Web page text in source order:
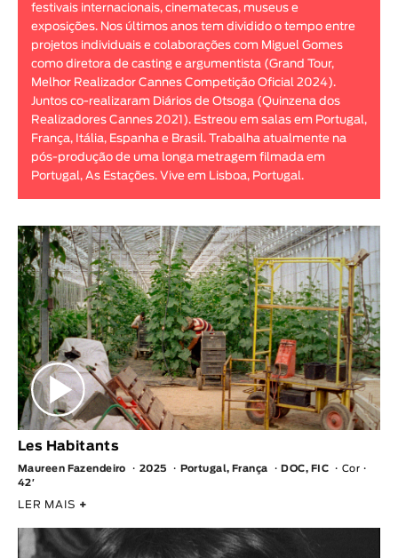
Animar
DURAÇÃO
< / >
GÉNERO
Experimental
Documentário
festivais internacionais, cinematecas, museus e
exposições. Nos últimos anos tem dividido o tempo entre
projetos individuais e colaborações com Miguel Gomes
como diretora de casting e argumentista (Grand Tour,
Melhor Realizador Cannes Competição Oficial 2024).
Juntos co-realizaram Diários de Otsoga (Quinzena dos
Realizadores Cannes 2021). Estreou em salas em Portugal,
França, Itália, Espanha e Brasil. Trabalha atualmente na
pós-produção de uma longa metragem filmada em
Portugal, As Estações. Vive em Lisboa, Portugal.
Les Habitants
Maureen Fazendeiro 2025 Portugal, França DOC, FIC
Cor
42′
LER MAIS +